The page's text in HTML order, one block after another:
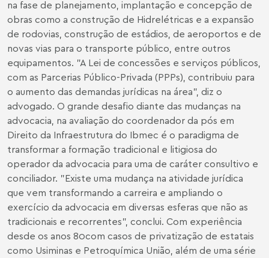
na fase de planejamento, implantação e concepção de
obras como a construção de Hidrelétricas e a expansão
de rodovias, construção de estádios, de aeroportos e de
novas vias para o transporte público, entre outros
equipamentos. "A Lei de concessões e serviços públicos,
com as Parcerias Público-Privada (PPPs), contribuiu para
o aumento das demandas jurídicas na área", diz o
advogado. O grande desafio diante das mudanças na
advocacia, na avaliação do coordenador da pós em
Direito da Infraestrutura do Ibmec é o paradigma de
transformar a formação tradicional e litigiosa do
operador da advocacia para uma de caráter consultivo e
conciliador. "Existe uma mudança na atividade jurídica
que vem transformando a carreira e ampliando o
exercício da advocacia em diversas esferas que não as
tradicionais e recorrentes", conclui. Com experiência
desde os anos 80com casos de privatização de estatais
como Usiminas e Petroquímica União, além de uma série